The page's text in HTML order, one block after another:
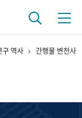
구 역사 간행물 변천사